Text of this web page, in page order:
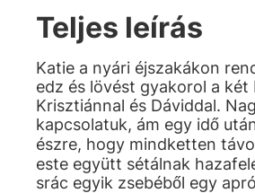
Teljes leírás
Katie a nyári éjszakákon
edz és lövést gyakorol a két
Krisztiánnal és Dáviddal.
kapcsolatuk, ám egy idő
észre, hogy mindketten
este együtt sétálnak
srác egyik zsebéből egy